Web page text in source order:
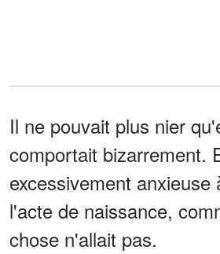
Il ne pouvait plus nier
comportait bizarrement.
excessivement anxieuse
l'acte de naissance,
chose n'allait pas.